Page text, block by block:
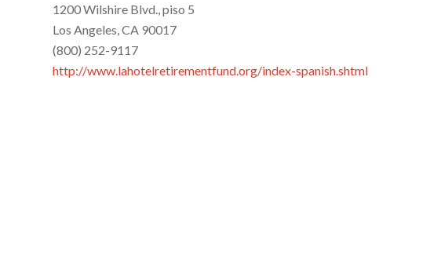
1200 Wilshire Blvd., piso 5
Los Angeles, CA 90017
(800) 252-9117
http://www.lahotelretirementfund.org/index-spanish.shtml